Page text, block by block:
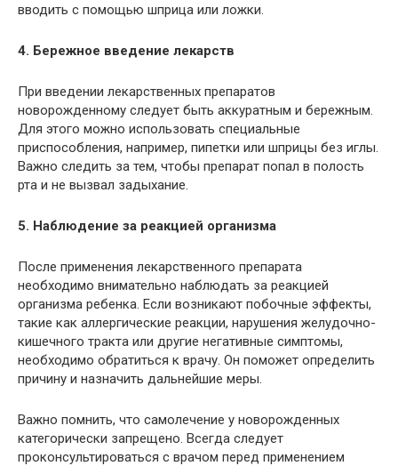
вводить с помощью шприца или ложки.
4. Бережное введение лекарств
При введении лекарственных препаратов
новорожденному следует быть аккуратным и бережным.
Для этого можно использовать специальные
приспособления, например, пипетки или шприцы без иглы.
Важно следить за тем, чтобы препарат попал в полость
рта и не вызвал задыхание.
5. Наблюдение за реакцией организма
После применения лекарственного препарата
необходимо внимательно наблюдать за реакцией
организма ребенка. Если возникают побочные эффекты,
такие как аллергические реакции, нарушения желудочно-
кишечного тракта или другие негативные симптомы,
необходимо обратиться к врачу. Он поможет определить
причину и назначить дальнейшие меры.
Важно помнить, что самолечение у новорожденных
категорически запрещено. Всегда следует
проконсультироваться с врачом перед применением